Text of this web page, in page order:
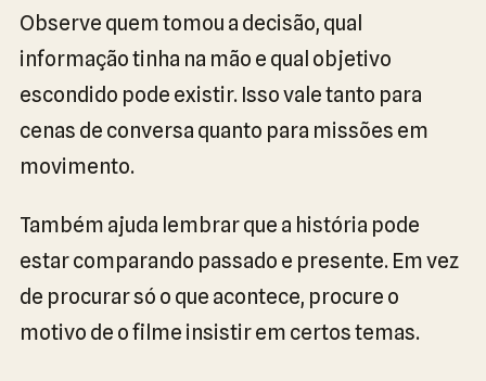
Observe quem tomou a decisão, qual
informação tinha na mão e qual objetivo
escondido pode existir. Isso vale tanto para
cenas de conversa quanto para missões em
movimento.
Também ajuda lembrar que a história pode
estar comparando passado e presente. Em vez
de procurar só o que acontece, procure o
motivo de o filme insistir em certos temas.